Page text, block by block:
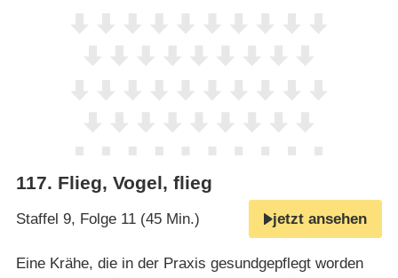
117. Flieg, Vogel, flieg
Staffel 9, Folge 11 (45 Min.) jetzt ansehen
Eine Krähe, die in der Praxis gesundgepflegt worden